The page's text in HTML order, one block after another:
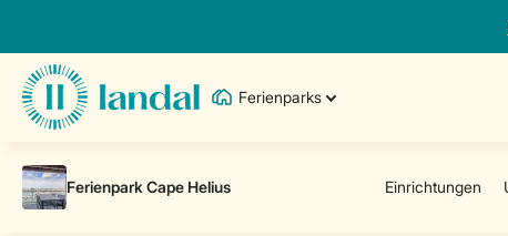
Ferienparks